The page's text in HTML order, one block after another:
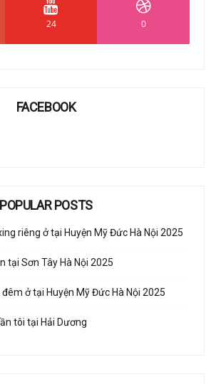
24 0
FACEBOOK
POPULAR POSTS
riêng ở tại Huyện Mỹ Đức Hà Nội 2025
tại Sơn Tây Hà Nội 2025
ở tại Huyện Mỹ Đức Hà Nội 2025
tôi tại Hải Dương